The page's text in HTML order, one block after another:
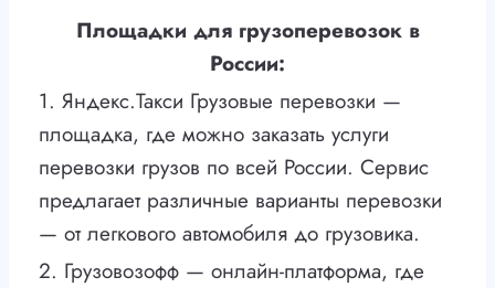
Площадки для грузоперевозок в
России:
1. Яндекс.Такси Грузовые перевозки —
площадка, где можно заказать услуги
перевозки грузов по всей России. Сервис
предлагает различные варианты перевозки
— от легкового автомобиля до грузовика.
2. Грузовозофф — онлайн-платформа, где